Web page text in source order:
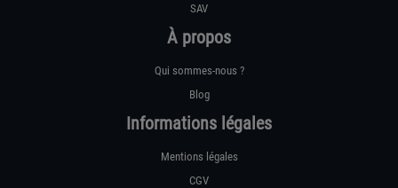
SAV
À propos
Qui sommes-nous ?
Blog
Informations légales
Mentions légales
CGV